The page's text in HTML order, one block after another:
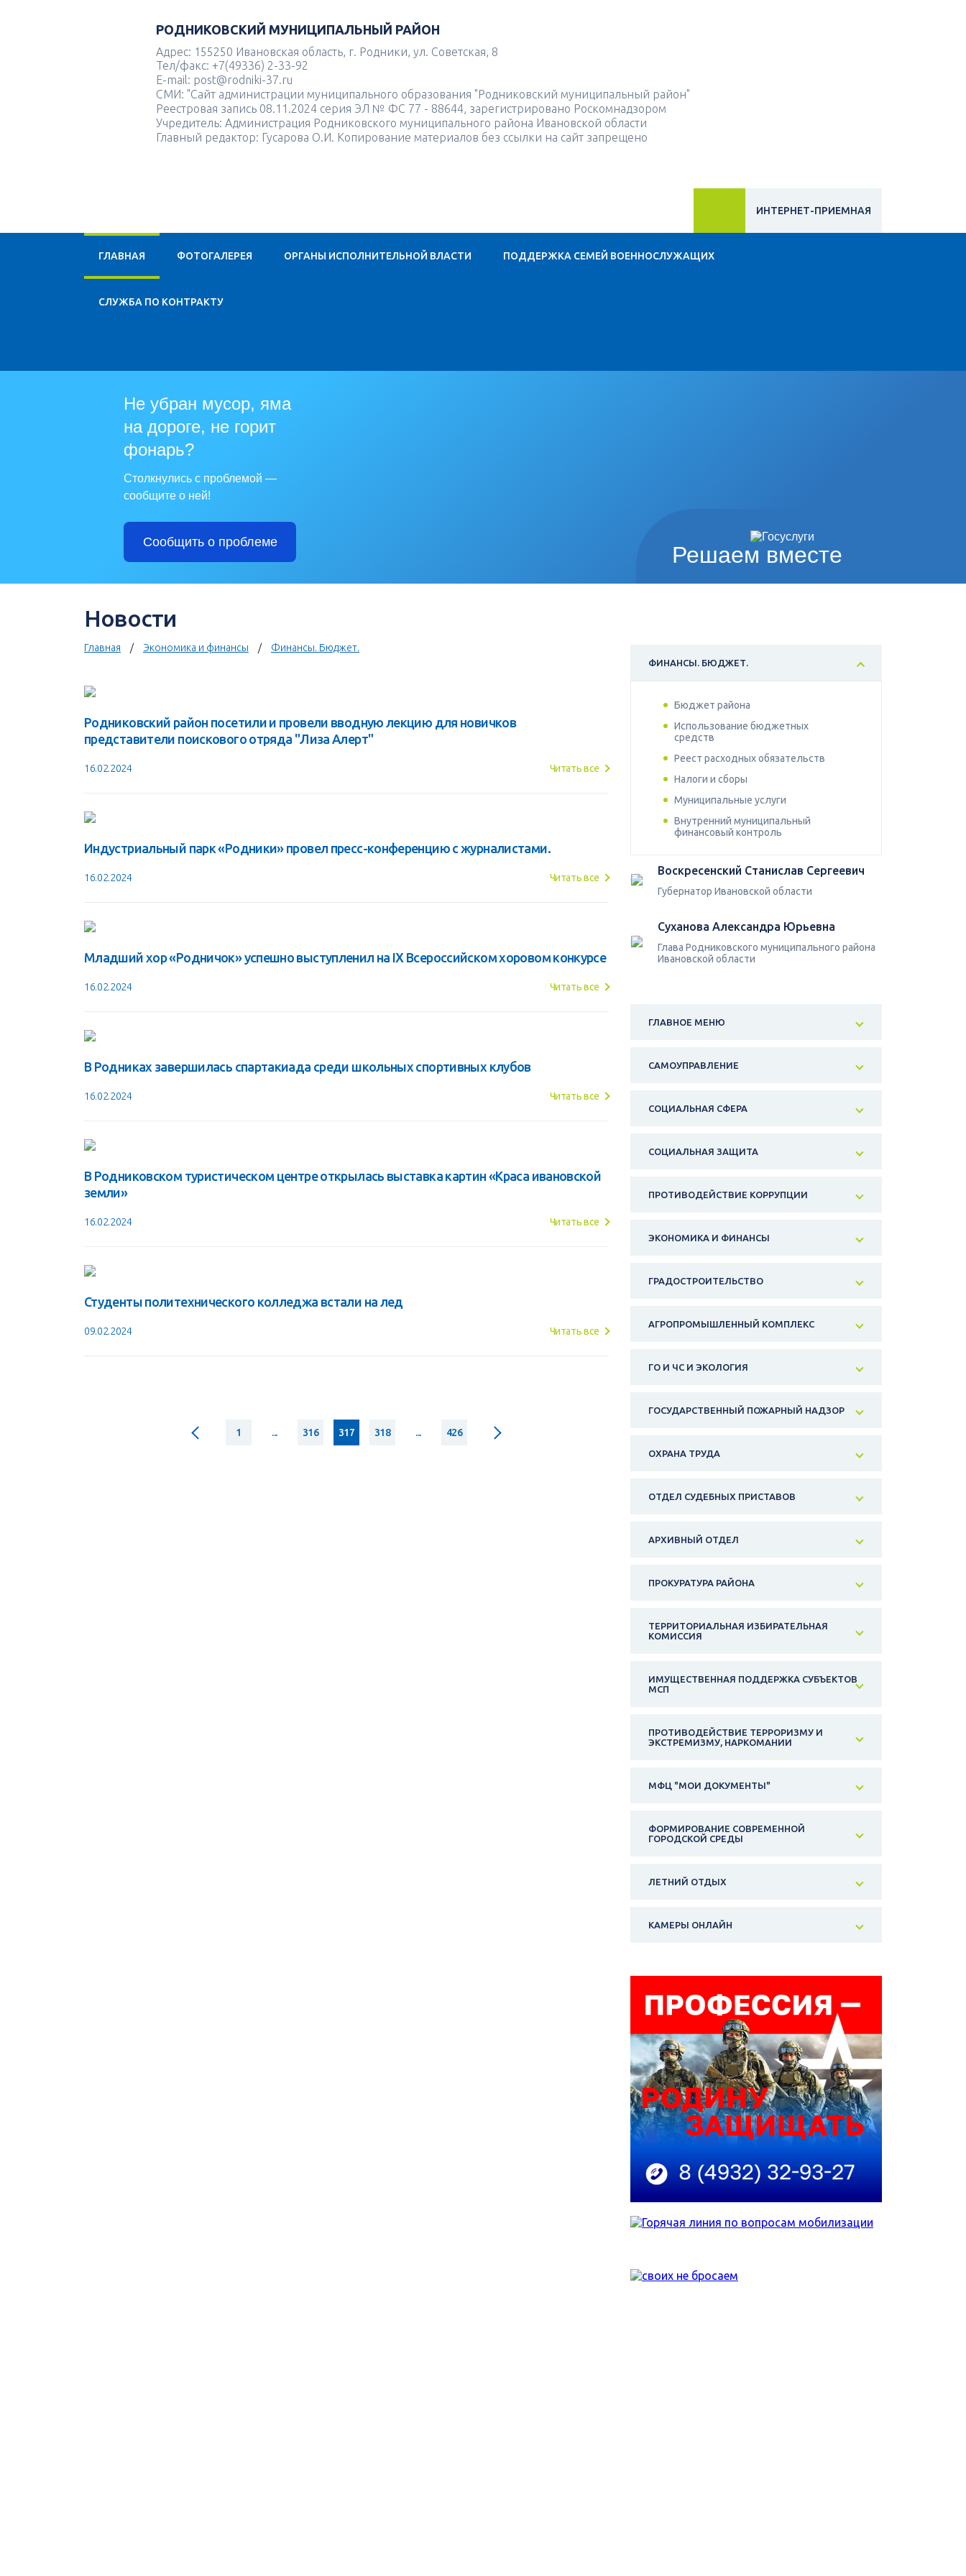
РОДНИКОВСКИЙ МУНИЦИПАЛЬНЫЙ РАЙОН
Адрес: 155250 Ивановская область, г. Родники, ул. Советская, 8
Тел/факс: +7(49336) 2-33-92
E-mail: post@rodniki-37.ru
СМИ: "Сайт администрации муниципального образования "Родниковский муниципальный район"
Реестровая запись 08.11.2024 серия ЭЛ № ФС 77 - 88644, зарегистрировано Роскомнадзором
Учредитель: Администрация Родниковского муниципального района Ивановской области
Главный редактор: Гусарова О.И. Копирование материалов без ссылки на сайт запрещено
ИНТЕРНЕТ-ПРИЕМНАЯ
ГЛАВНАЯ ФОТОГАЛЕРЕЯ ОРГАНЫ ИСПОЛНИТЕЛЬНОЙ ВЛАСТИ ПОДДЕРЖКА СЕМЕЙ ВОЕННОСЛУЖАЩИХ
CЛУЖБА ПО КОНТРАКТУ
Решаем вместе
Не убран мусор, яма
на дороге, не горит
фонарь?
Столкнулись с проблемой —
сообщите о ней!
Сообщить о проблеме
Новости
Главная Экономика и финансы Финансы. Бюджет.
Родниковский район посетили и провели вводную лекцию для новичков
представители поискового отряда "Лиза Алерт"
16.02.2024 Читать все
Индустриальный парк «Родники» провел пресс-конференцию с журналистами.
16.02.2024 Читать все
Младший хор «Родничок» успешно выступленил на IХ Всероссийском хоровом конкурсе
16.02.2024 Читать все
В Родниках завершилась спартакиада среди школьных спортивных клубов
16.02.2024 Читать все
В Родниковском туристическом центре открылась выставка картин «Краса ивановской
земли»
16.02.2024 Читать все
Студенты политехнического колледжа встали на лед
09.02.2024 Читать все
1 ... 316 317 318 ... 426
ФИНАНСЫ. БЮДЖЕТ.
Бюджет района
Использование бюджетных
средств
Реест расходных обязательств
Налоги и сборы
Муниципальные услуги
Внутренний муниципальный
финансовый контроль
Воскресенский Станислав Сергеевич
Губернатор Ивановской области
Суханова Александра Юрьевна
Глава Родниковского муниципального района
Ивановской области
ГЛАВНОЕ МЕНЮ
САМОУПРАВЛЕНИЕ
СОЦИАЛЬНАЯ СФЕРА
СОЦИАЛЬНАЯ ЗАЩИТА
ПРОТИВОДЕЙСТВИЕ КОРРУПЦИИ
ЭКОНОМИКА И ФИНАНСЫ
ГРАДОСТРОИТЕЛЬСТВО
АГРОПРОМЫШЛЕННЫЙ КОМПЛЕКС
ГО И ЧС И ЭКОЛОГИЯ
ГОСУДАРСТВЕННЫЙ ПОЖАРНЫЙ НАДЗОР
ОХРАНА ТРУДА
ОТДЕЛ СУДЕБНЫХ ПРИСТАВОВ
АРХИВНЫЙ ОТДЕЛ
ПРОКУРАТУРА РАЙОНА
ТЕРРИТОРИАЛЬНАЯ ИЗБИРАТЕЛЬНАЯ
КОМИССИЯ
ИМУЩЕСТВЕННАЯ ПОДДЕРЖКА СУБЪЕКТОВ
МСП
ПРОТИВОДЕЙСТВИЕ ТЕРРОРИЗМУ И
ЭКСТРЕМИЗМУ, НАРКОМАНИИ
МФЦ "МОИ ДОКУМЕНТЫ"
ФОРМИРОВАНИЕ СОВРЕМЕННОЙ
ГОРОДСКОЙ СРЕДЫ
ЛЕТНИЙ ОТДЫХ
КАМЕРЫ ОНЛАЙН